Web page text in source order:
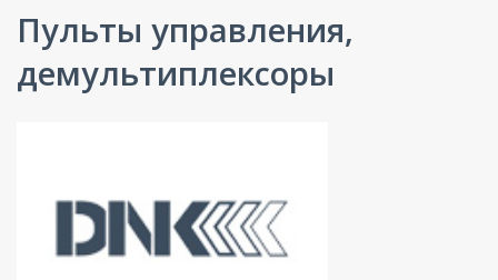
Пульты управления,
демультиплексоры